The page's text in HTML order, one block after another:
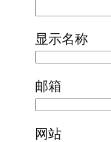
显示名称
邮箱
网站